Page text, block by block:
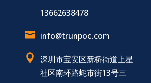
13662638478
 info@trunpoo.com
 深圳市宝安区新桥街道上星
社区南环路蚝市街13号三